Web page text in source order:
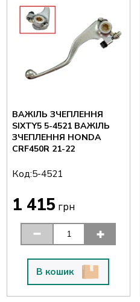
ВАЖІЛЬ ЗЧЕПЛЕННЯ
SIXTY5 5-4521 ВАЖІЛЬ
ЗЧЕПЛЕННЯ HONDA
CRF450R 21-22
Код:5-4521
1 415 грн
В кошик